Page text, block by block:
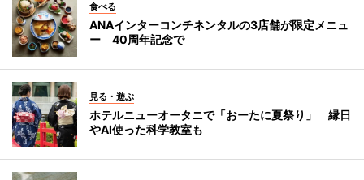
食べる
ANAインターコンチネンタルの3店舗が限定メニュ
ー 40周年記念で
見る・遊ぶ
ホテルニューオータニで「おーたに夏祭り」 縁日
やAI使った科学教室も